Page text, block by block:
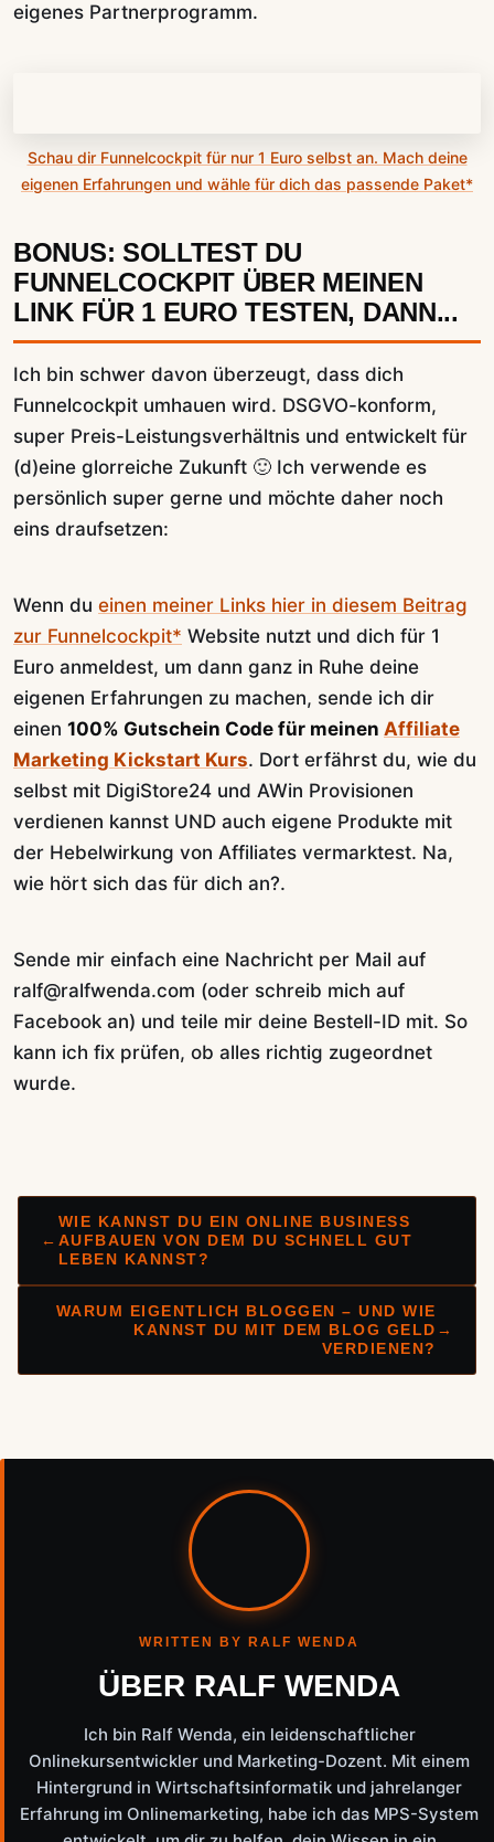
eigenes Partnerprogramm.
Schau dir Funnelcockpit für nur 1 Euro selbst an. Mach deine
eigenen Erfahrungen und wähle für dich das passende Paket*
BONUS: SOLLTEST DU
FUNNELCOCKPIT ÜBER MEINEN
LINK FÜR 1 EURO TESTEN, DANN...
Ich bin schwer davon überzeugt, dass dich
Funnelcockpit umhauen wird. DSGVO-konform,
super Preis-Leistungsverhältnis und entwickelt für
(d)eine glorreiche Zukunft 🙂 Ich verwende es
persönlich super gerne und möchte daher noch
eins draufsetzen:
Wenn du einen meiner Links hier in diesem Beitrag
zur Funnelcockpit* Website nutzt und dich für 1
Euro anmeldest, um dann ganz in Ruhe deine
eigenen Erfahrungen zu machen, sende ich dir
einen 100% Gutschein Code für meinen Affiliate
Marketing Kickstart Kurs. Dort erfährst du, wie du
selbst mit DigiStore24 und AWin Provisionen
verdienen kannst UND auch eigene Produkte mit
der Hebelwirkung von Affiliates vermarktest. Na,
wie hört sich das für dich an?.
Sende mir einfach eine Nachricht per Mail auf
ralf@ralfwenda.com (oder schreib mich auf
Facebook an) und teile mir deine Bestell-ID mit. So
kann ich fix prüfen, ob alles richtig zugeordnet
wurde.
←
WIE KANNST DU EIN ONLINE BUSINESS
AUFBAUEN VON DEM DU SCHNELL GUT
LEBEN KANNST?
WARUM EIGENTLICH BLOGGEN – UND WIE
KANNST DU MIT DEM BLOG GELD
VERDIENEN?
→
WRITTEN BY RALF WENDA
ÜBER RALF WENDA
Ich bin Ralf Wenda, ein leidenschaftlicher
Onlinekursentwickler und Marketing-Dozent. Mit einem
Hintergrund in Wirtschaftsinformatik und jahrelanger
Erfahrung im Onlinemarketing, habe ich das MPS-System